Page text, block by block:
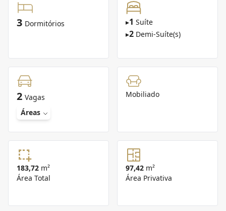
3 Dormitórios ▸1 Suíte
▸2 Demi-Suíte(s)
2 Vagas
Áreas
Mobiliado
183,72 m²
Área Total
97,42 m²
Área Privativa